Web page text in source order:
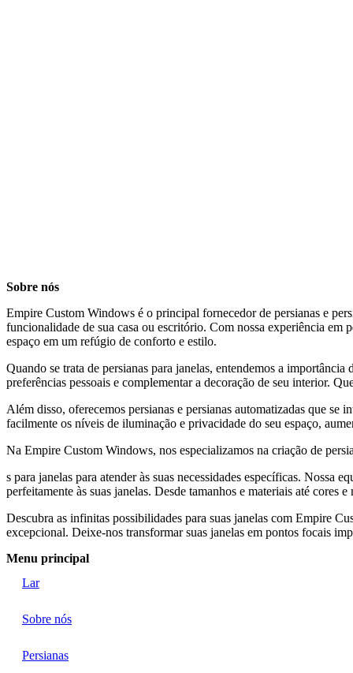
Sobre nós
Empire Custom Windows é o principal fornecedor de persianas e
funcionalidade de sua casa ou escritório. Com nossa experiência em
espaço em um refúgio de conforto e estilo.
Quando se trata de persianas para janelas, entendemos a
preferências pessoais e complementar a decoração de seu interior.
Além disso, oferecemos persianas e persianas automatizadas que
facilmente os níveis de iluminação e privacidade do seu espaço,
Na Empire Custom Windows, nos especializamos na criação de
s para janelas para atender às suas necessidades específicas. Nossa
perfeitamente às suas janelas. Desde tamanhos e materiais até cores
Descubra as infinitas possibilidades para suas janelas com Empire
excepcional. Deixe-nos transformar suas janelas em pontos focais
Menu principal
Lar
Sobre nós
Persianas